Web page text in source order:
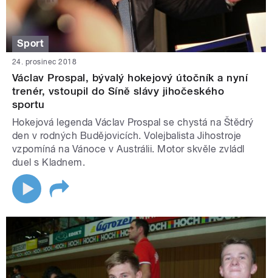
Sport
24. prosinec 2018
Václav Prospal, bývalý hokejový útočník a nyní
trenér, vstoupil do Síně slávy jihočeského
sportu
Hokejová legenda Václav Prospal se chystá na Štědrý
den v rodných Budějovicích. Volejbalista Jihostroje
vzpomíná na Vánoce v Austrálii. Motor skvěle zvládl
duel s Kladnem.